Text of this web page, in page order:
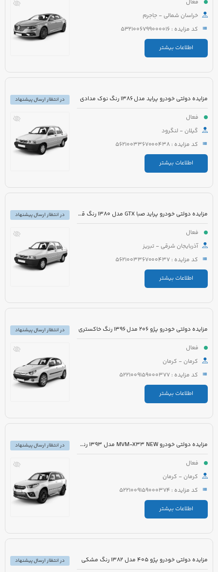
فعال
خراسان شمالی - جاجرم
کد مزایده : 5321006799000016
اطلاعات بیشتر
مزایده دولتی خودرو پراید مدل 1386 رنگ نوک مدادی
فعال
گیلان - لنگرود
کد مزایده : 5621003367000438
اطلاعات بیشتر
در انتظار ارسال پیشنهاد
مزایده دولتی خودرو پراید صبا GTX مدل 1380 رنگ قرمز
فعال
آذربایجان شرقی - تبریز
کد مزایده : 5621003367000437
اطلاعات بیشتر
در انتظار ارسال پیشنهاد
مزایده دولتی خودرو پژو 206 مدل 1396 رنگ خاکستری
فعال
کرمان - کرمان
کد مزایده : 5221009159000377
اطلاعات بیشتر
در انتظار ارسال پیشنهاد
مزایده دولتی خودرو MVM-X33 NEW مدل 1393 رنگ سفید
فعال
کرمان - کرمان
کد مزایده : 5221009159000374
اطلاعات بیشتر
در انتظار ارسال پیشنهاد
مزایده دولتی خودرو پژو 405 مدل 1382 رنگ مشکی
در انتظار ارسال پیشنهاد